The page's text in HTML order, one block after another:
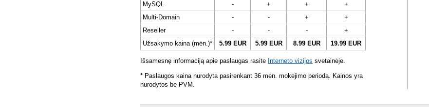
MySQL
- + +
+
Multi-Domain
- - +
+
Reseller
- - -
+
Užsakymo kaina (mėn.)*
5.99 EUR 5.99 EUR 8.99 EUR 19.99 EUR
Išsamesnę informaciją apie paslaugas rasite Interneto vizijos svetainėje.
* Paslaugos kaina nurodyta pasirenkant 36 mėn. mokėjimo periodą. Kainos yra
nurodytos be PVM.